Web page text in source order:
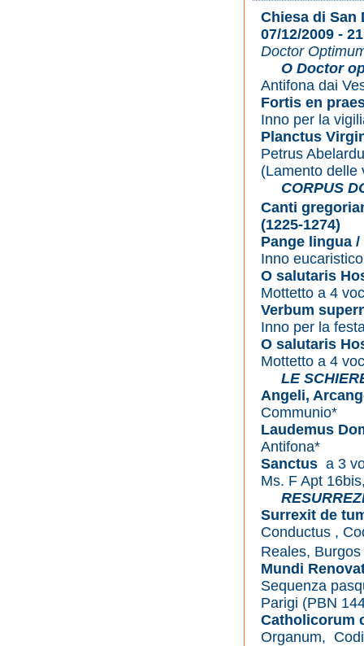
Chiesa di San
07/12/2009 -
Doctor
O Doctor
Antifona dai
Fortis en
Inno per la
Planctus
Petrus
(Lamento delle
CORPUS
Canti
(1225-1274)
Pange lingua
Inno
O salutaris
Mottetto a 4
Verbum
Inno per la
O salutaris
Mottetto a 4
LE
Angeli,
Communio*
Laudemus
Antifona*
Sanctus a 3
Ms. F Apt
Surrexit de
Conductus ,
Reales,
Mundi
Sequenza
Parigi (PBN
Catholicorum
Organum,